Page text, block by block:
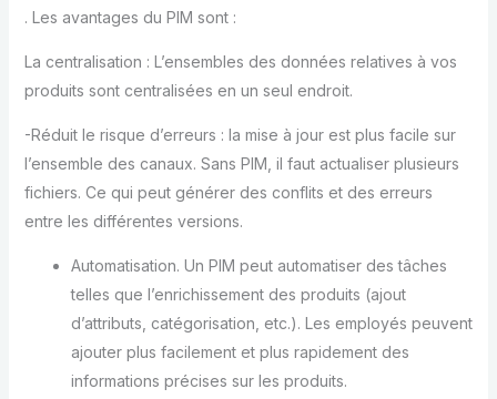
. Les avantages du PIM sont :
La centralisation : L’ensembles des données relatives à vos
produits sont centralisées en un seul endroit.
-Réduit le risque d’erreurs : la mise à jour est plus facile sur
l’ensemble des canaux. Sans PIM, il faut actualiser plusieurs
fichiers. Ce qui peut générer des conflits et des erreurs
entre les différentes versions.
Automatisation. Un PIM peut automatiser des tâches
telles que l’enrichissement des produits (ajout
d’attributs, catégorisation, etc.). Les employés peuvent
ajouter plus facilement et plus rapidement des
informations précises sur les produits.